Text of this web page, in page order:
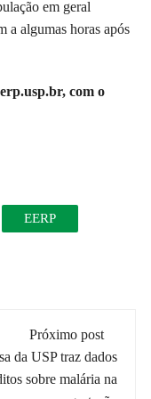
em geral
a algumas horas após
com o
EERP
Próximo post
da USP traz dados
sobre malária na